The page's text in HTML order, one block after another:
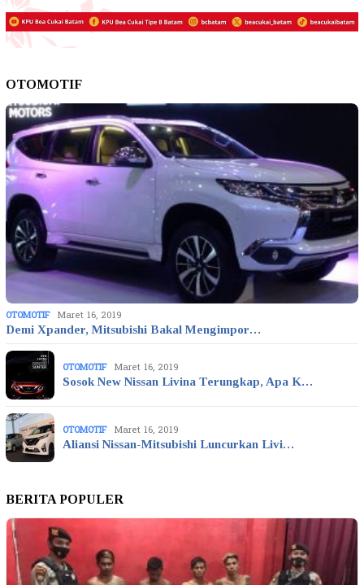
OTOMOTIF
OTOMOTIF Maret 16, 2019
Demi Xpander, Mitsubishi Bakal Mengimpor…
OTOMOTIF Maret 16, 2019
Sosok New Nissan Livina Terungkap, Apa K…
OTOMOTIF Maret 16, 2019
Aliansi Nissan-Mitsubishi Luncurkan Livi…
BERITA POPULER